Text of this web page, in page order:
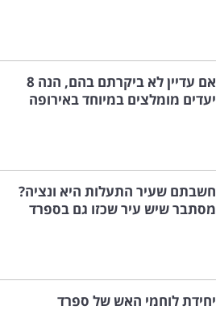
אם עדיין לא ביקרתם בהם, הנה 8
יעדים מומלצים במיוחד באירופה
חשבתם שעיר התעלות היא ונציה?
מסתבר שיש עיר שכזו גם בספרד
יחידת לוחמי האש של ספרד